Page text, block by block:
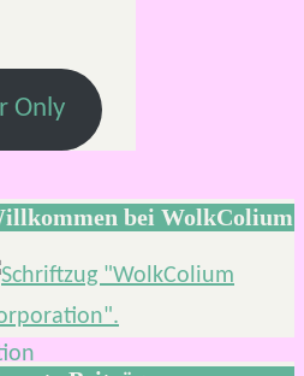
Only
bei WolkColium